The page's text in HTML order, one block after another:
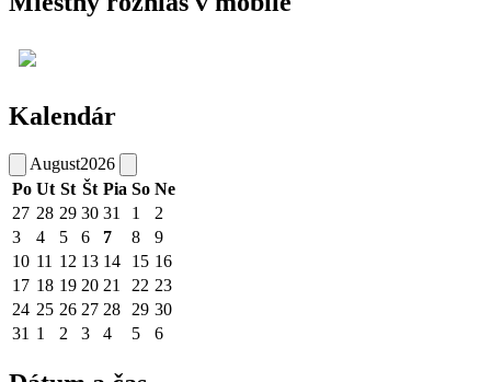
Kalendár
August2026
Po Ut St Št Pia So Ne
27 28 29 30 31 1
2
3
4 5 6 7 8
9
10 11 12 13 14 15 16
17 18 19 20 21 22 23
24 25 26 27 28 29 30
31 1 2 3 4 5 6